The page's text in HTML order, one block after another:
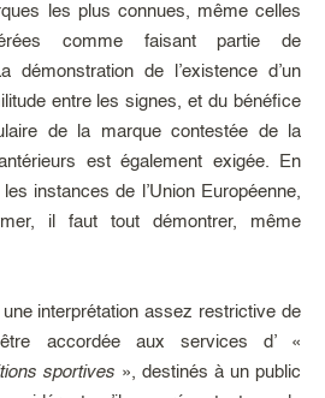
les plus connues, même celles
comme faisant partie de
démonstration de l’existence d’un
entre les signes, et du bénéfice
de la marque contestée de la
est également exigée. En
instances de l’Union Européenne,
il faut tout démontrer, même
interprétation assez restrictive de
accordée aux services d’ «
sportives », destinés à un public